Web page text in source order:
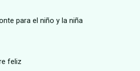
para el niño y la niña
feliz